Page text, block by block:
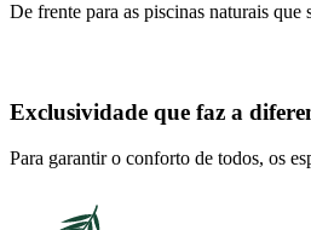
De frente para as piscinas naturais que
Exclusividade que faz a
Para garantir o conforto de todos, os